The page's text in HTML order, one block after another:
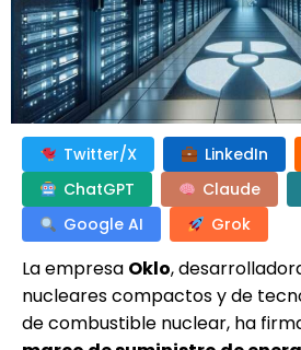
Twitter/X LinkedIn
ChatGPT
Claude
Google AI
Grok
La empresa Oklo,
nucleares compactos y de
de combustible nuclear, ha